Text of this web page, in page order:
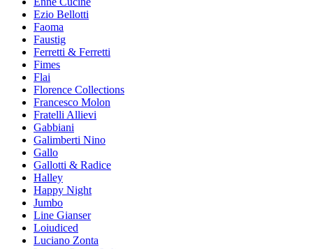
Ezio Bellotti
Faoma
Faustig
Ferretti & Ferretti
Fimes
Flai
Florence Collections
Francesco Molon
Fratelli Allievi
Gabbiani
Galimberti Nino
Gallo
Gallotti & Radice
Halley
Happy Night
Jumbo
Line Gianser
Loiudiced
Luciano Zonta